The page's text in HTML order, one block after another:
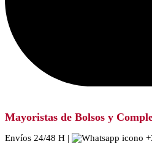
Mayoristas de Bolsos y
Envíos 24/48 H |